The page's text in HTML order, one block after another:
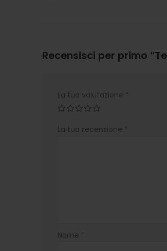
Recensisci per primo
La tua valutazione *
La tua recensione *
Nome *